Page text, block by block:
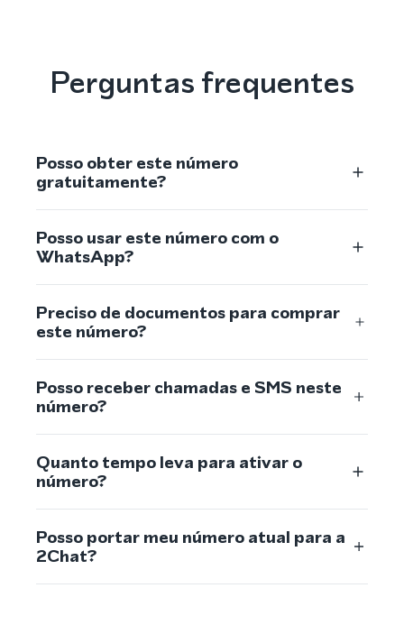
Perguntas frequentes
Posso obter este número
gratuitamente?
Posso usar este número com o
WhatsApp?
Preciso de documentos para comprar
este número?
Posso receber chamadas e SMS neste
número?
Quanto tempo leva para ativar o
número?
Posso portar meu número atual para a
2Chat?